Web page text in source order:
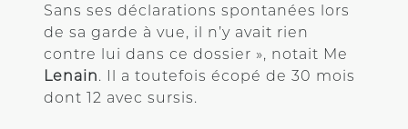
Sans ses déclarations spontanées lors
de sa garde à vue, il n’y avait rien
contre lui dans ce dossier », notait Me
Lenain. Il a toutefois écopé de 30 mois
dont 12 avec sursis.